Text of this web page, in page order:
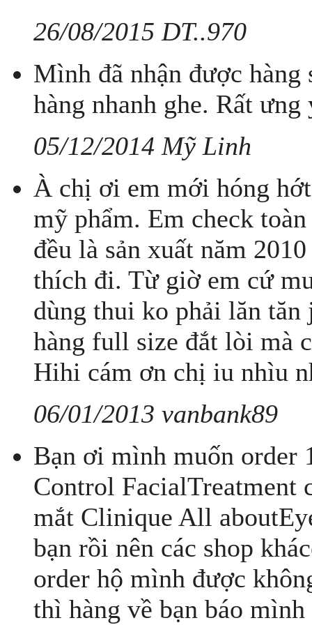
26/08/2015 DT..970
Mình đã nhận được hàng
hàng nhanh ghe. Rất
05/12/2014 Mỹ Linh
À chị ơi em mới hóng
mỹ phẩm. Em check
đều là sản xuất năm
thích đi. Từ giờ em cứ
dùng thui ko phải lăn tăn
hàng full size đắt lòi mà
Hihi cám ơn chị iu nhìu
06/01/2013 vanbank89
Bạn ơi mình muốn
Control FacialTreatment
mắt Clinique All
bạn rồi nên các shop
order hộ mình được
thì hàng về bạn báo